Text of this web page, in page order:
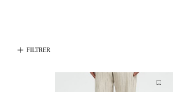
FILTRER